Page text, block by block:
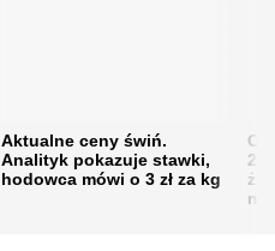
Aktualne ceny świń.
Analityk pokazuje stawki,
hodowca mówi o 3 zł za kg